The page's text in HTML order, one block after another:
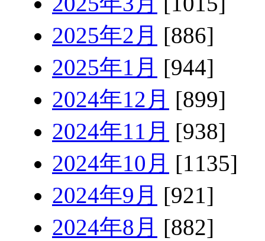
2025年2月 [886]
2025年1月 [944]
2024年12月 [899]
2024年11月 [938]
2024年10月 [1135]
2024年9月 [921]
2024年8月 [882]